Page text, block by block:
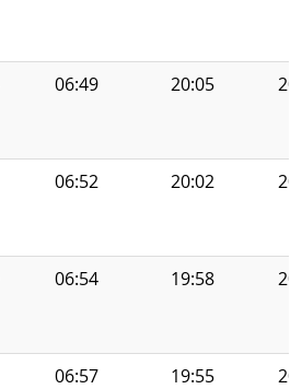
06:49 20:05
06:52 20:02
06:54 19:58
06:57 19:55